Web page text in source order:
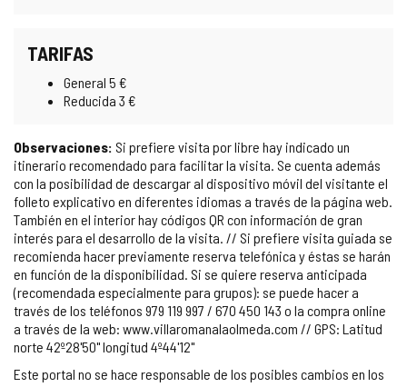
TARIFAS
General 5 €
Reducida 3 €
Observaciones: Si prefiere visita por libre hay indicado un
itinerario recomendado para facilitar la visita. Se cuenta además
con la posibilidad de descargar al dispositivo móvil del visitante el
folleto explicativo en diferentes idiomas a través de la página web.
También en el interior hay códigos QR con información de gran
interés para el desarrollo de la visita. // Si prefiere visita guiada se
recomienda hacer previamente reserva telefónica y éstas se harán
en función de la disponibilidad. Si se quiere reserva anticipada
(recomendada especialmente para grupos): se puede hacer a
través de los teléfonos 979 119 997 / 670 450 143 o la compra online
a través de la web: www.villaromanalaolmeda.com // GPS: Latitud
norte 42º28'50'' longitud 4º44'12''
Este portal no se hace responsable de los posibles cambios en los